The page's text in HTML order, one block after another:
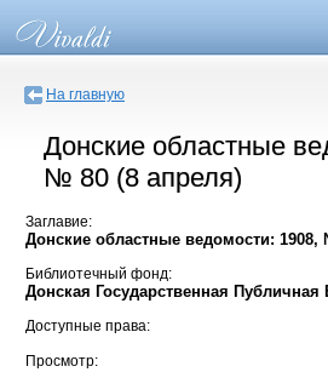
На главную
Донские областные
№ 80 (8 апреля)
Заглавие:
Донские областные ведомости: 1908,
Библиотечный фонд:
Донская Государственная Публичная
Доступные права:
Просмотр: